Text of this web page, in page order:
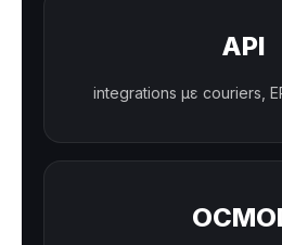
API
integrations με couriers,